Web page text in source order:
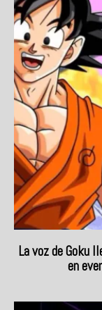
La voz de Goku
en